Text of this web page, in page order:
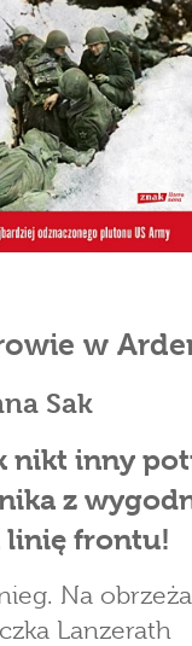
w
Sak
nikt inny
z
linię frontu!
Na
Lanzerath